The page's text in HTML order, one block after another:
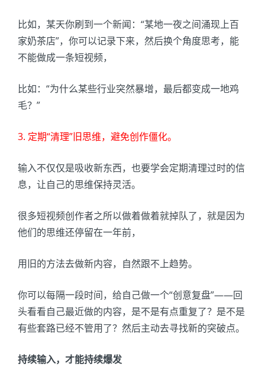
比如，某天你刷到一个新闻：“某地一夜之间涌现上百
家奶茶店”，你可以记录下来，然后换个角度思考，能
不能做成一条短视频，
比如：“为什么某些行业突然暴增，最后都变成一地鸡
毛？”
3. 定期“清理”旧思维，避免创作僵化。
输入不仅仅是吸收新东西，也要学会定期清理过时的信
息，让自己的思维保持灵活。
很多短视频创作者之所以做着做着就掉队了，就是因为
他们的思维还停留在一年前，
用旧的方法去做新内容，自然跟不上趋势。
你可以每隔一段时间，给自己做一个“创意复盘”——回
头看看自己最近做的内容，是不是有点重复了？是不是
有些套路已经不管用了？然后主动去寻找新的突破点。
持续输入，才能持续爆发